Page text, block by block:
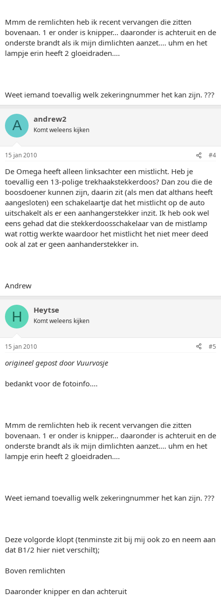
Mmm de remlichten heb ik recent vervangen die zitten
bovenaan. 1 er onder is knipper... daaronder is achteruit en de
onderste brandt als ik mijn dimlichten aanzet.... uhm en het
lampje erin heeft 2 gloeidraden....
Weet iemand toevallig welk zekeringnummer het kan zijn. ???
A andrew2
Komt weleens kijken
15 jan 2010 #4
De Omega heeft alleen linksachter een mistlicht. Heb je
toevallig een 13-polige trekhaakstekkerdoos? Dan zou die de
boosdoener kunnen zijn, daarin zit (als men dat althans heeft
aangesloten) een schakelaartje dat het mistlicht op de auto
uitschakelt als er een aanhangerstekker inzit. Ik heb ook wel
eens gehad dat die stekkerdoosschakelaar van de mistlamp
wat rottig werkte waardoor het mistlicht het niet meer deed
ook al zat er geen aanhanderstekker in.
Andrew
H Heytse
Komt weleens kijken
15 jan 2010 #5
origineel gepost door Vuurvosje
bedankt voor de fotoinfo....
Mmm de remlichten heb ik recent vervangen die zitten
bovenaan. 1 er onder is knipper... daaronder is achteruit en de
onderste brandt als ik mijn dimlichten aanzet.... uhm en het
lampje erin heeft 2 gloeidraden....
Weet iemand toevallig welk zekeringnummer het kan zijn. ???
Deze volgorde klopt (tenminste zit bij mij ook zo en neem aan
dat B1/2 hier niet verschilt);
Boven remlichten
Daaronder knipper en dan achteruit